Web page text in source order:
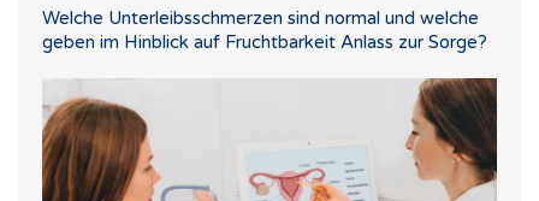
Welche Unterleibsschmerzen sind normal und welche
geben im Hinblick auf Fruchtbarkeit Anlass zur Sorge?